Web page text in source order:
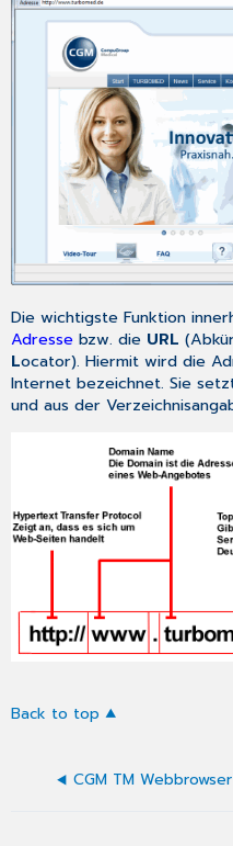
Die wichtigste Funktion
Adresse bzw. die URL
Locator). Hiermit wird die
Internet bezeichnet. Sie
und aus der
Back to top
CGM TM Webbrowser